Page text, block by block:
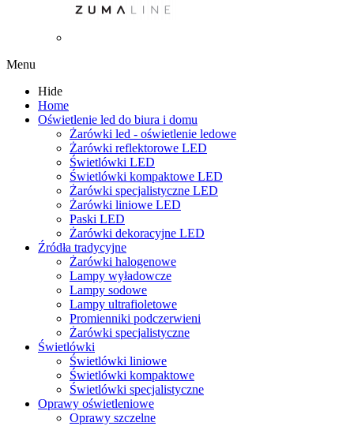
Menu
Hide
Home
Oświetlenie led do biura i domu
Żarówki led - oświetlenie ledowe
Żarówki reflektorowe LED
Świetlówki LED
Świetlówki kompaktowe LED
Żarówki specjalistyczne LED
Żarówki liniowe LED
Paski LED
Żarówki dekoracyjne LED
Źródła tradycyjne
Żarówki halogenowe
Lampy wyładowcze
Lampy sodowe
Lampy ultrafioletowe
Promienniki podczerwieni
Żarówki specjalistyczne
Świetlówki
Świetlówki liniowe
Świetlówki kompaktowe
Świetlówki specjalistyczne
Oprawy oświetleniowe
Oprawy szczelne